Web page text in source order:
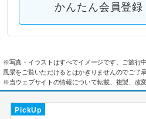
かんたん会員登録
※写真・イラストはすべてイメージです。ご旅行
風景をご覧いただけるとはかぎりませんのでご了
※当ウェブサイトの情報について転載、複製、改
PickUp